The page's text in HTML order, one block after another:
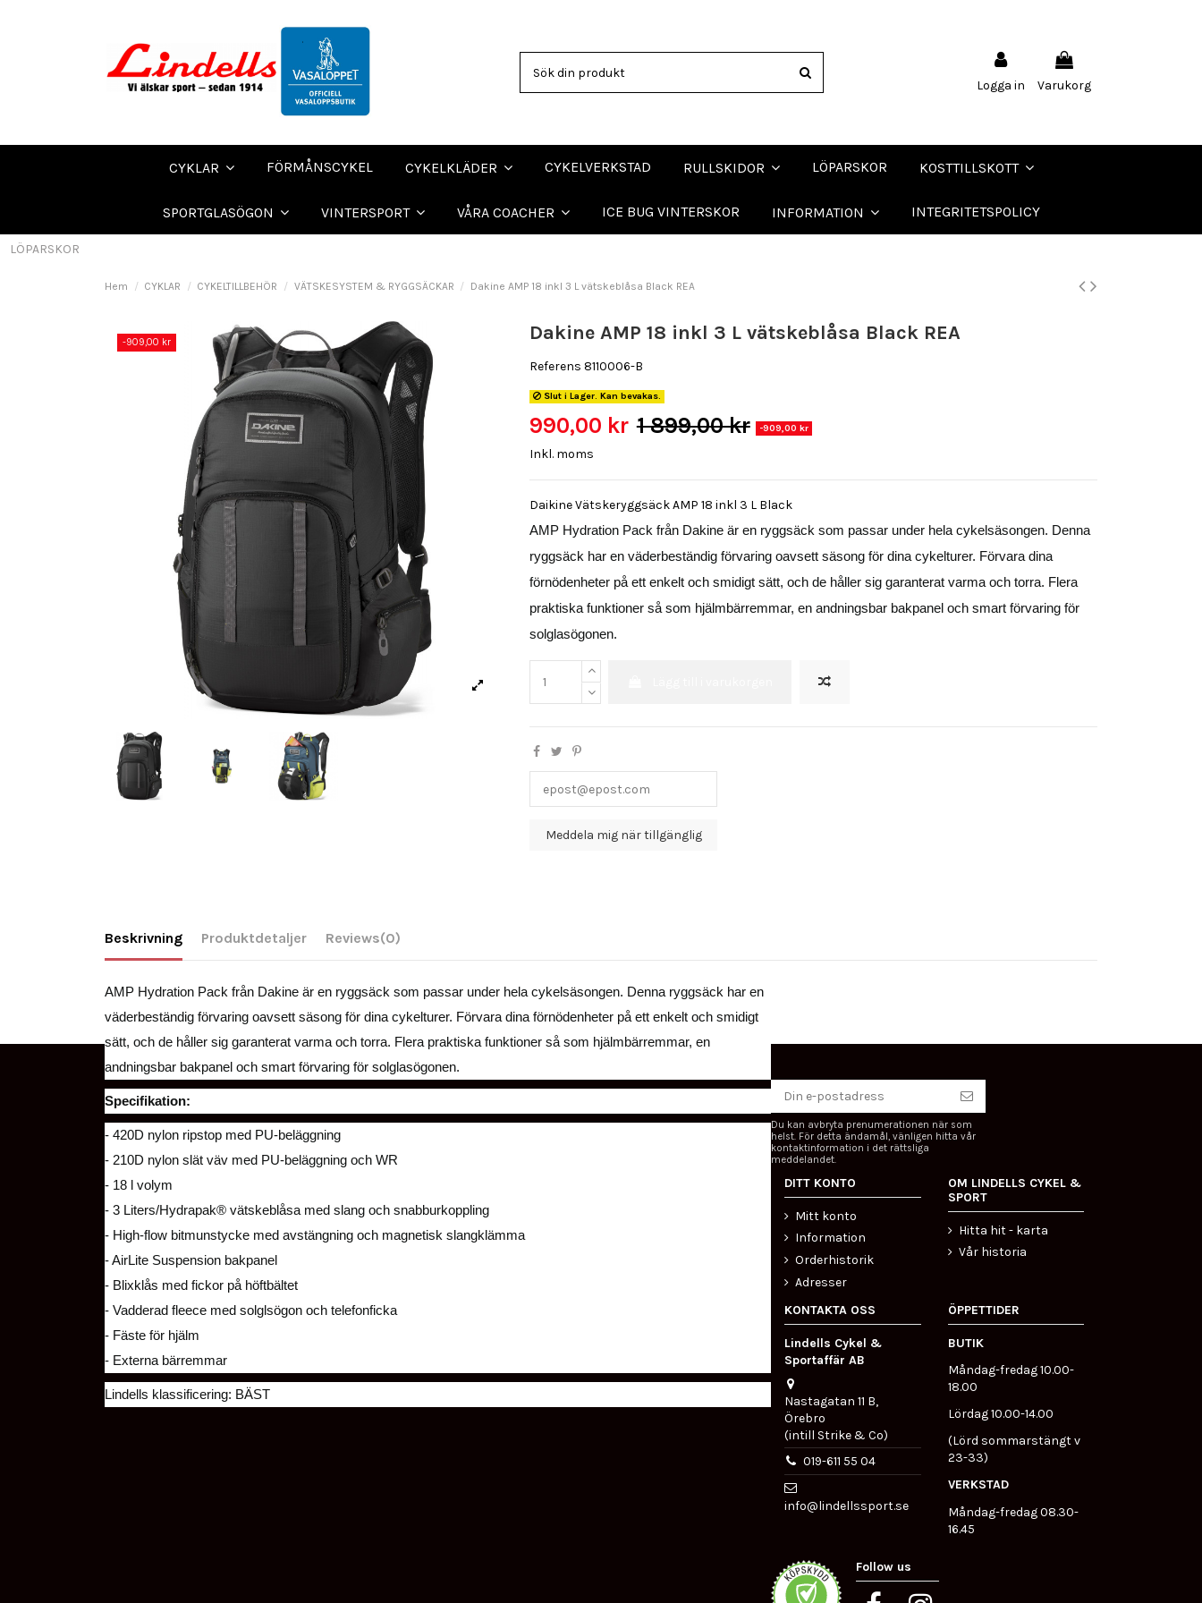
Logga in Varukorg
CYKLAR FÖRMÅNSCYKEL CYKELKLÄDER CYKELVERKSTAD RULLSKIDOR LÖPARSKOR KOSTTILLSKOTT
SPORTGLASÖGON VINTERSPORT VÅRA COACHER ICE BUG VINTERSKOR INFORMATION INTEGRITETSPOLICY
LÖPARSKOR
Hem CYKLAR CYKELTILLBEHÖR VÄTSKESYSTEM & RYGGSÄCKAR Dakine AMP 18 inkl 3 L vätskeblåsa Black REA
-909,00 kr Dakine AMP 18 inkl 3 L vätskeblåsa Black REA
Referens 8110006-B
Slut i Lager. Kan bevakas.
990,00 kr 1 899,00 kr -909,00 kr
Inkl. moms
Daikine Vätskeryggsäck AMP 18 inkl 3 L Black
AMP Hydration Pack från Dakine är en ryggsäck som passar under hela cykelsäsongen. Denna
ryggsäck har en väderbeständig förvaring oavsett säsong för dina cykelturer. Förvara dina
förnödenheter på ett enkelt och smidigt sätt, och de håller sig garanterat varma och torra. Flera
praktiska funktioner så som hjälmbärremmar, en andningsbar bakpanel och smart förvaring för
solglasögonen.
Beskrivning Produktdetaljer Reviews(0)
AMP Hydration Pack från Dakine är en ryggsäck som passar under hela cykelsäsongen. Denna ryggsäck har en
väderbeständig förvaring oavsett säsong för dina cykelturer. Förvara dina förnödenheter på ett enkelt och smidigt
sätt, och de håller sig garanterat varma och torra. Flera praktiska funktioner så som hjälmbärremmar, en
andningsbar bakpanel och smart förvaring för solglasögonen.
Specifikation:
- 420D nylon ripstop med PU-beläggning
- 210D nylon slät väv med PU-beläggning och WR
- 18 l volym
- 3 Liters/Hydrapak® vätskeblåsa med slang och snabburkoppling
- High-flow bitmunstycke med avstängning och magnetisk slangklämma
- AirLite Suspension bakpanel
- Blixklås med fickor på höftbältet
- Vadderad fleece med solglsögon och telefonficka
- Fäste för hjälm
- Externa bärremmar
Lindells klassificering: BÄST
Du kan avbryta prenumerationen när som
helst. För detta ändamål, vänligen hitta vår
kontaktinformation i det rättsliga
meddelandet.
DITT KONTO
Mitt konto
Information
Orderhistorik
Adresser
OM LINDELLS CYKEL &
SPORT
Hitta hit - karta
Vår historia
KONTAKTA OSS
Lindells Cykel &
Sportaffär AB
Nastagatan 11 B,
Örebro
(intill Strike & Co)
019-611 55 04
info@lindellssport.se
ÖPPETTIDER
BUTIK
Måndag-fredag 10.00-
18.00
Lördag 10.00-14.00
(Lörd sommarstängt v
23-33)
VERKSTAD
Måndag-fredag 08.30-
16.45
Follow us